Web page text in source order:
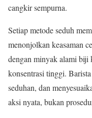
cangkir sempurna.
Setiap metode seduh
menonjolkan keasaman
dengan minyak alami biji
konsentrasi tinggi.
seduhan, dan
aksi nyata, bukan